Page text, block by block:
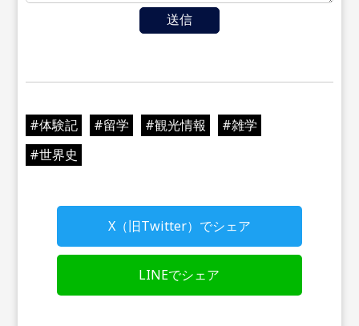
送信
#体験記 #留学 #観光情報 #雑学
#世界史
X（旧Twitter）でシェア
LINEでシェア